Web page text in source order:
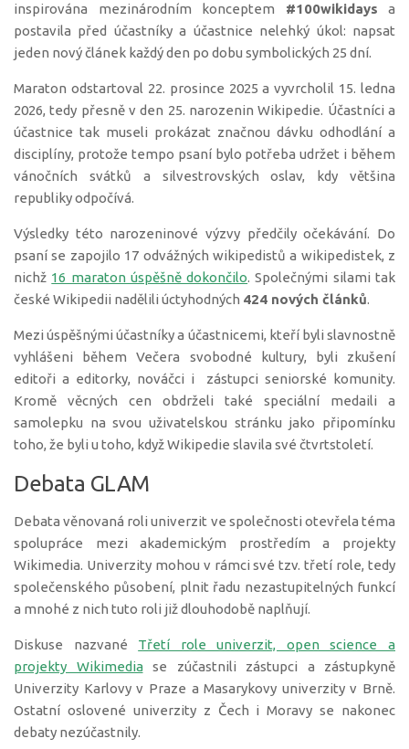
inspirována mezinárodním konceptem #100wikidays a
postavila před účastníky a účastnice nelehký úkol: napsat
jeden nový článek každý den po dobu symbolických 25 dní.
Maraton odstartoval 22. prosince 2025 a vyvrcholil 15. ledna
2026, tedy přesně v den 25. narozenin Wikipedie. Účastníci a
účastnice tak museli prokázat značnou dávku odhodlání a
disciplíny, protože tempo psaní bylo potřeba udržet i během
vánočních svátků a silvestrovských oslav, kdy většina
republiky odpočívá.
Výsledky této narozeninové výzvy předčily očekávání. Do
psaní se zapojilo 17 odvážných wikipedistů a wikipedistek, z
nichž 16 maraton úspěšně dokončilo. Společnými silami tak
české Wikipedii nadělili úctyhodných 424 nových článků.
Mezi úspěšnými účastníky a účastnicemi, kteří byli slavnostně
vyhlášeni během Večera svobodné kultury, byli zkušení
editoři a editorky, nováčci i zástupci seniorské komunity.
Kromě věcných cen obdrželi také speciální medaili a
samolepku na svou uživatelskou stránku jako připomínku
toho, že byli u toho, když Wikipedie slavila své čtvrtstoletí.
Debata GLAM
Debata věnovaná roli univerzit ve společnosti otevřela téma
spolupráce mezi akademickým prostředím a projekty
Wikimedia. Univerzity mohou v rámci své tzv. třetí role, tedy
společenského působení, plnit řadu nezastupitelných funkcí
a mnohé z nich tuto roli již dlouhodobě naplňují.
Diskuse nazvané Třetí role univerzit, open science a
projekty Wikimediase zúčastnili zástupci a zástupkyně
Univerzity Karlovy v Praze a Masarykovy univerzity v Brně.
Ostatní oslovené univerzity z Čech i Moravy se nakonec
debaty nezúčastnily.